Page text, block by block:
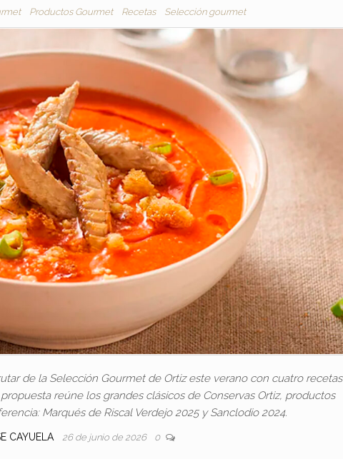
Productos Gourmet Recetas Selección gourmet
de la Selección Gourmet de Ortiz este verano con cuatro recetas
reúne los grandes clásicos de Conservas Ortiz, productos
Marqués de Riscal Verdejo 2025 y Sanclodio 2024.
CAYUELA 26 de junio de 2026 0